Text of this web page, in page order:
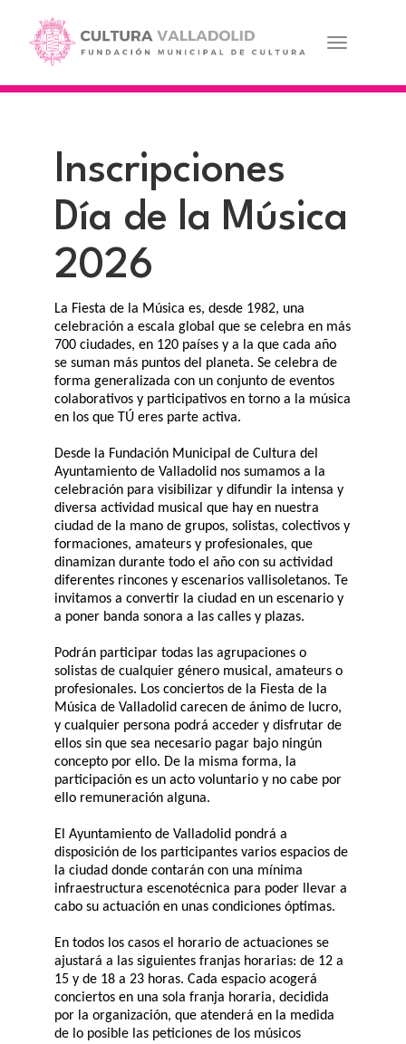
contenido
principal
Toggle
Inscripciones
Día de la Música
2026
La Fiesta de la Música es, desde 1982, una
celebración a escala global que se celebra en más
700 ciudades, en 120 países y a la que cada año
se suman más puntos del planeta. Se celebra de
forma generalizada con un conjunto de eventos
colaborativos y participativos en torno a la música
en los que TÚ eres parte activa.
Desde la Fundación Municipal de Cultura del
Ayuntamiento de Valladolid nos sumamos a la
celebración para visibilizar y difundir la intensa y
diversa actividad musical que hay en nuestra
ciudad de la mano de grupos, solistas, colectivos y
formaciones, amateurs y profesionales, que
dinamizan durante todo el año con su actividad
diferentes rincones y escenarios vallisoletanos. Te
invitamos a convertir la ciudad en un escenario y
a poner banda sonora a las calles y plazas.
Podrán participar todas las agrupaciones o
solistas de cualquier género musical, amateurs o
profesionales. Los conciertos de la Fiesta de la
Música de Valladolid carecen de ánimo de lucro,
y cualquier persona podrá acceder y disfrutar de
ellos sin que sea necesario pagar bajo ningún
concepto por ello. De la misma forma, la
participación es un acto voluntario y no cabe por
ello remuneración alguna.
El Ayuntamiento de Valladolid pondrá a
disposición de los participantes varios espacios de
la ciudad donde contarán con una mínima
infraestructura escenotécnica para poder llevar a
cabo su actuación en unas condiciones óptimas.
En todos los casos el horario de actuaciones se
ajustará a las siguientes franjas horarias: de 12 a
15 y de 18 a 23 horas. Cada espacio acogerá
conciertos en una sola franja horaria, decidida
por la organización, que atenderá en la medida
de lo posible las peticiones de los músicos